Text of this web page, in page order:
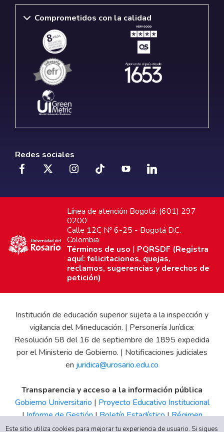
Comprometidos con la calidad
Redes sociales
Línea de atención Bogotá: (601) 297
0200
Calle 12C Nº 6-25 - Bogotá D.C.
Colombia
Términos de uso | PQRSDF (Registra
aquí: felicitaciones, quejas,
reclamos, sugerencias y derechos de
petición)
Institución de educación superior sujeta a la inspección y
vigilancia del Mineducación. | Personería Jurídica:
Resolución 58 del 16 de septiembre de 1895 expedida
por el Ministerio de Gobierno. | Notificaciones judiciales
en juridica@urosario.edu.co
Transparencia y acceso a la información pública
Gobierno Universitario | Proyecto Educativo Institucional
|Informe de Gestión|Boletín Estadístico|Régimen
Tributario|Estados Financieros |Código de Ética| Canal
Este sitio utiliza cookies para mejorar tu experiencia de usuario. Si sigues